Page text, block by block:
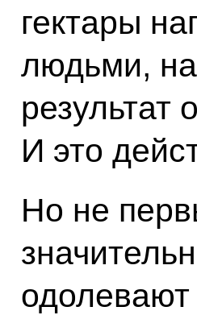
гектары
людьми,
результат
И это
Но не